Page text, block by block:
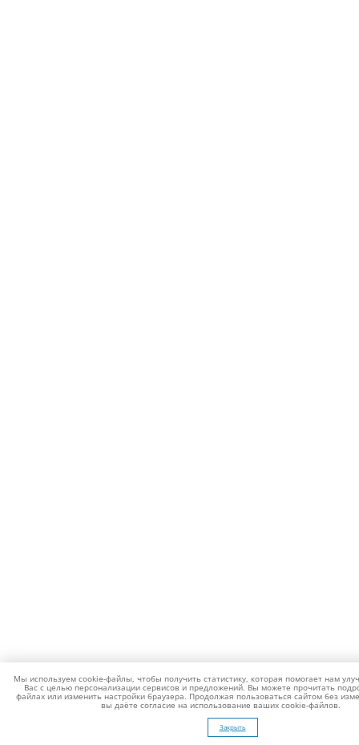
Мы используем cookie-файлы, чтобы получить статистику, которая помогает нам
Вас с целью персонализации сервисов и предложений. Вы можете прочитать
файлах или изменить настройки браузера. Продолжая пользоваться сайтом без
вы даёте согласие на использование ваших cookie-файлов.